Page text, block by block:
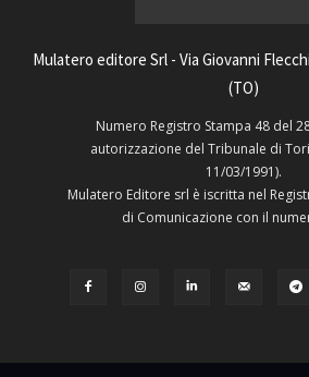
Mulatero editore Srl - Via Giovanni
(TO)
Numero Registro Stampa 48 del
autorizzazione del Tribunale di
11/03/1991).
Mulatero Editore srl è iscritta nel
di Comunicazione con il